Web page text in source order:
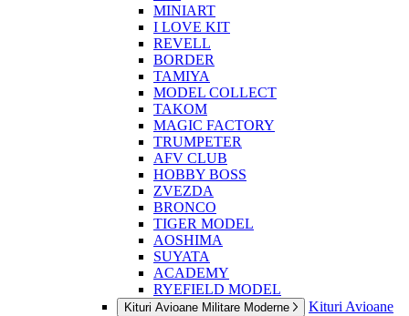
MINIART
I LOVE KIT
REVELL
BORDER
TAMIYA
MODEL COLLECT
TAKOM
MAGIC FACTORY
TRUMPETER
AFV CLUB
HOBBY BOSS
ZVEZDA
BRONCO
TIGER MODEL
AOSHIMA
SUYATA
ACADEMY
RYEFIELD MODEL
Kituri Avioane Militare Moderne
Kituri Avioane